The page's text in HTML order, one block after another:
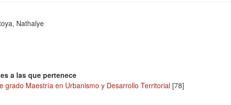
Nathalye
a las que pertenece
grado Maestría en Urbanismo y Desarrollo Territorial [78]